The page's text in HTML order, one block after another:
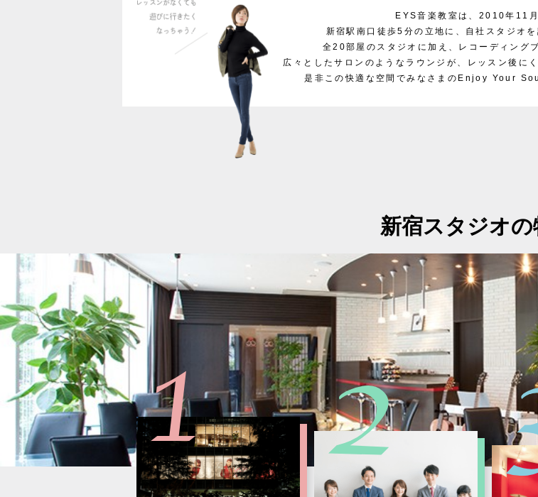
EYS音楽教室は、2010年11月
新宿駅南口徒歩5分の立地に、自社スタジオを
全20部屋のスタジオに加え、レコーディング
広々としたサロンのようなラウンジが、
レッスン後に
是非この快適な空間でみなさまの Enjoy Your
新宿スタジオの